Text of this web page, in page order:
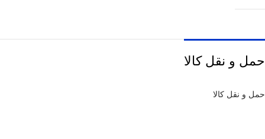
حمل و نقل کالا
حمل و نقل کالا